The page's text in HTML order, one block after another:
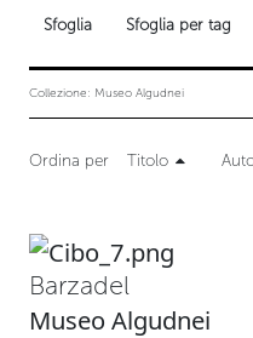
Sfoglia Sfoglia per tag
Collezione: Museo Algudnei
Ordina per Titolo
Barzadel
Museo Algudnei